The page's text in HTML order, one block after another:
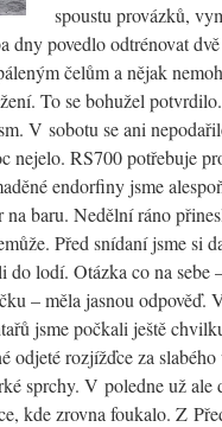
spoustu provázků,
povedlo odtrénovat
čelům a nějak
To se bohužel
V sobotu se ani
RS700 potřebuje
endorfiny jsme
baru. Nedělní ráno
Před snídaní jsme si
lodí. Otázka co na sebe
– měla jasnou odpověď.
jsme počkali ještě
odjeté rozjížďce za
sprchy. V poledne už ale
kde zrovna foukalo. Z